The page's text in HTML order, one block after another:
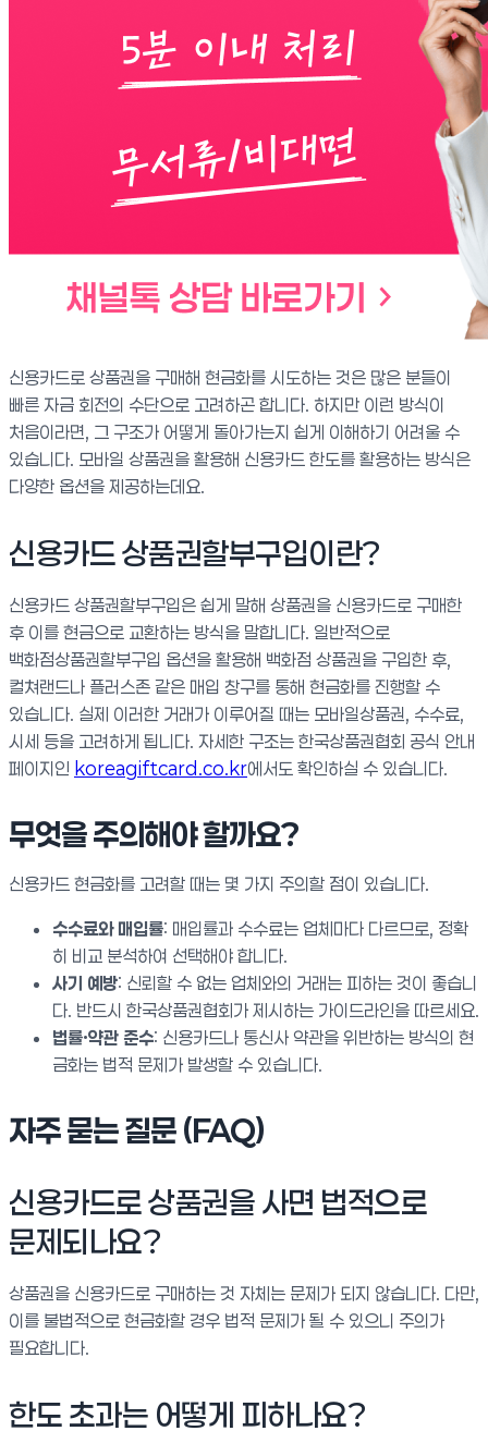
신용카드로 상품권을 구매해 현금화를 시도하는 것은 많은 분들이
빠른 자금 회전의 수단으로 고려하곤 합니다. 하지만 이런 방식이
처음이라면, 그 구조가 어떻게 돌아가는지 쉽게 이해하기 어려울 수
있습니다. 모바일 상품권을 활용해 신용카드 한도를 활용하는 방식은
다양한 옵션을 제공하는데요.
신용카드 상품권할부구입이란?
신용카드 상품권할부구입은 쉽게 말해 상품권을 신용카드로 구매한
후 이를 현금으로 교환하는 방식을 말합니다. 일반적으로
백화점상품권할부구입 옵션을 활용해 백화점 상품권을 구입한 후,
컬쳐랜드나 플러스존 같은 매입 창구를 통해 현금화를 진행할 수
있습니다. 실제 이러한 거래가 이루어질 때는 모바일상품권, 수수료,
시세 등을 고려하게 됩니다. 자세한 구조는 한국상품권협회 공식 안내
페이지인 koreagiftcard.co.kr에서도 확인하실 수 있습니다.
무엇을 주의해야 할까요?
신용카드 현금화를 고려할 때는 몇 가지 주의할 점이 있습니다.
수수료와 매입률: 매입률과 수수료는 업체마다 다르므로, 정확
히 비교 분석하여 선택해야 합니다.
사기 예방: 신뢰할 수 없는 업체와의 거래는 피하는 것이 좋습니
다. 반드시 한국상품권협회가 제시하는 가이드라인을 따르세요.
법률·약관 준수: 신용카드나 통신사 약관을 위반하는 방식의 현
금화는 법적 문제가 발생할 수 있습니다.
자주 묻는 질문 (FAQ)
신용카드로 상품권을 사면 법적으로
문제되나요?
상품권을 신용카드로 구매하는 것 자체는 문제가 되지 않습니다. 다만,
이를 불법적으로 현금화할 경우 법적 문제가 될 수 있으니 주의가
필요합니다.
한도 초과는 어떻게 피하나요?